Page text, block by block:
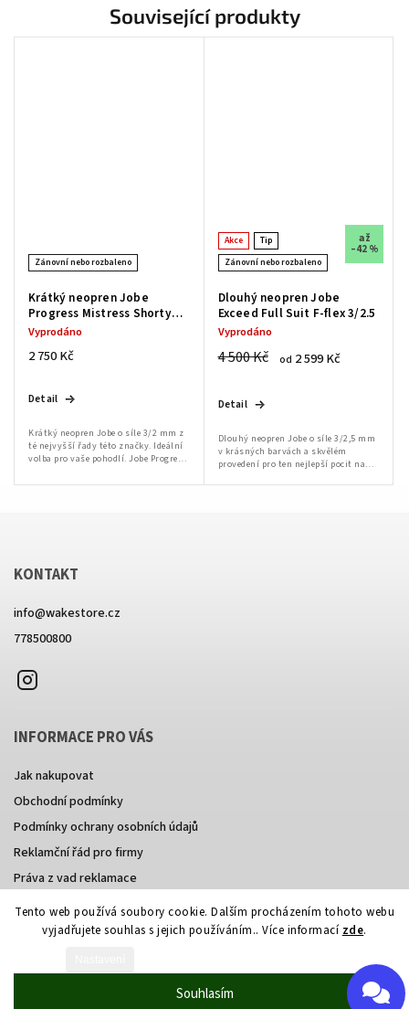
Tento web používá soubory cookie. Dalším procházením tohoto webu
vyjadřujete souhlas s jejich používáním.. Více informací zde.
Souhlasím
Související produkty
Zánovní nebo rozbaleno
Krátký neopren Jobe
Progress Mistress Shorty
3/2
Vyprodáno
2 750 Kč
Detail
Krátký neopren Jobe o síle 3/2 mm z
té nejvyšší řady této značky. Ideální
volba pro vaše pohodlí. Jobe Progress
značky Jobe můžete v této...
Akce
Tip
Zánovní nebo rozbaleno
až
–42 %
Dlouhý neopren Jobe
Exceed Full Suit F-flex 3/2.5
Vyprodáno
4 500 Kč od 2 599 Kč
Detail
Dlouhý neopren Jobe o síle 3/2,5 mm
v krásných barvách a skvělém
provedení pro ten nejlepší pocit na
První, která je v kontaktu s kůží, je
KONTAKT
info@wakestore.cz
778500800
INFORMACE PRO VÁS
Jak nakupovat
Obchodní podmínky
Podmínky ochrany osobních údajů
Reklamční řád pro firmy
Práva z vad reklamace
Grafický návrh vytvořil a nakódoval
Powered by chaterimo